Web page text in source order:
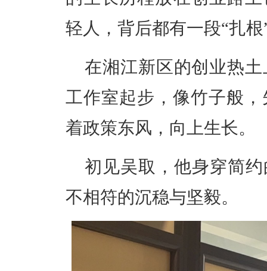
轻人，背后都有一段“扎
在湘江新区的创业热
工作室起步，像竹子般
着政策东风，向上生长。
初见吴取，他身穿简
不相符的沉稳与坚毅。